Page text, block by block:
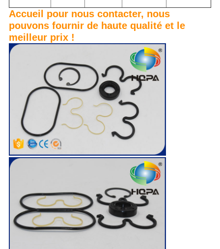
Accueil pour nous contacter, nous
pouvons fournir de haute qualité et le
meilleur prix !